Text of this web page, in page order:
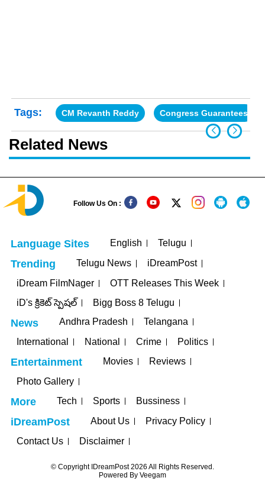
Tags: CM Revanth Reddy Congress Guarantees
Related News
Follow Us On :
Language Sites English Telugu
Trending Telugu News
iDreamPost
iDream FilmNager
OTT Releases This Week
iD's క్రికెట్ స్పెషల్
Bigg Boss 8 Telugu
News Andhra Pradesh
Telangana
International
National Crime Politics
Entertainment Movies
Reviews
Photo Gallery
More Tech Sports Bussiness
iDreamPost About Us
Privacy Policy
Contact Us
Disclaimer
© Copyright IDreamPost 2026 All Rights Reserved.
Powered By Veegam